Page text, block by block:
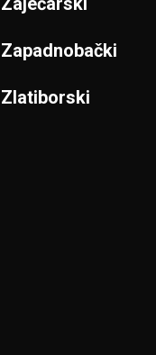
Zapadnobački
Zlatiborski